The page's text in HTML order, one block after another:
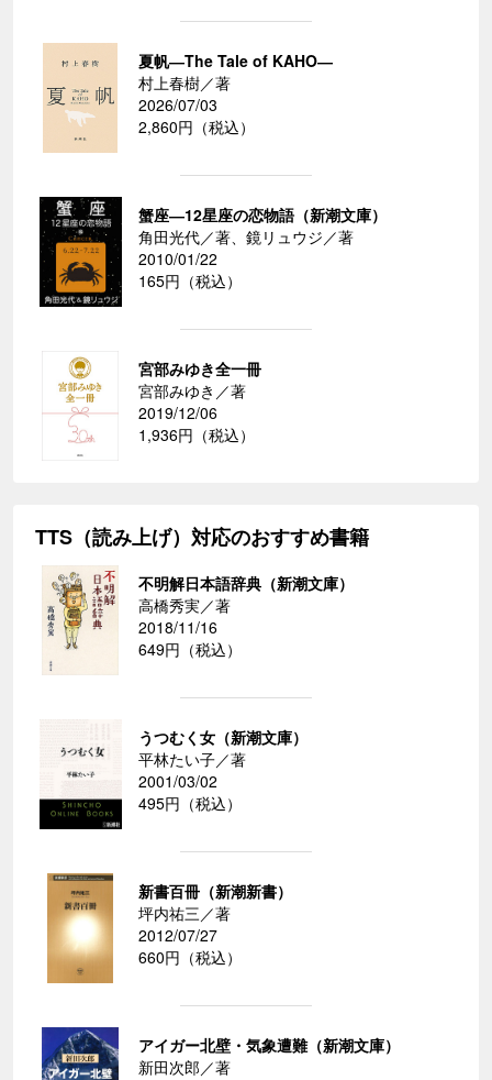
夏帆―The Tale of KAHO―
村上春樹／著
2026/07/03
2,860円（税込）
蟹座―12星座の恋物語（新潮文庫）
角田光代／著、鏡リュウジ／著
2010/01/22
165円（税込）
宮部みゆき全一冊
宮部みゆき／著
2019/12/06
1,936円（税込）
TTS（読み上げ）対応のおすすめ書籍
不明解日本語辞典（新潮文庫）
高橋秀実／著
2018/11/16
649円（税込）
うつむく女（新潮文庫）
平林たい子／著
2001/03/02
495円（税込）
新書百冊（新潮新書）
坪内祐三／著
2012/07/27
660円（税込）
アイガー北壁・気象遭難（新潮文庫）
新田次郎／著